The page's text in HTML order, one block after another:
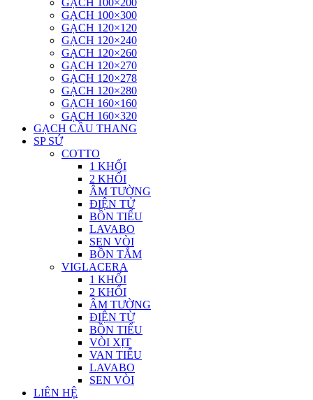
GẠCH 100×200
GẠCH 100×300
GẠCH 120×120
GẠCH 120×240
GẠCH 120×260
GẠCH 120×270
GẠCH 120×278
GẠCH 120×280
GẠCH 160×160
GẠCH 160×320
GẠCH CẦU THANG
SP SỨ
COTTO
1 KHỐI
2 KHỐI
ÂM TƯỜNG
ĐIỆN TỬ
BỒN TIỂU
LAVABO
SEN VÒI
BỒN TẮM
VIGLACERA
1 KHỐI
2 KHỐI
ÂM TƯỜNG
ĐIỆN TỪ
BỒN TIỂU
VÒI XỊT
VAN TIỂU
LAVABO
SEN VÒI
LIÊN HỆ